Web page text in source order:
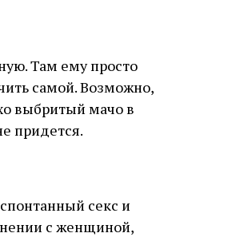
Там ему просто
самой. Возможно,
выбритый мачо в
придется.
секс и
с женщиной,